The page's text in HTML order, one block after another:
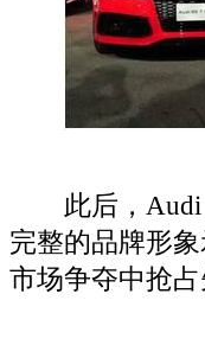
此后，Audi
完整的品牌形
市场争夺中抢占